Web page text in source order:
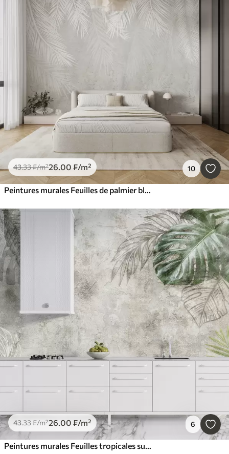
43.33₣/m²26.00 ₣/m² 10
Peintures murales Feuilles de palmier blanches fragiles à la texture grunge
43.33₣/m²26.00 ₣/m² 6
Peintures murales Feuilles tropicales sur un mur vieilli